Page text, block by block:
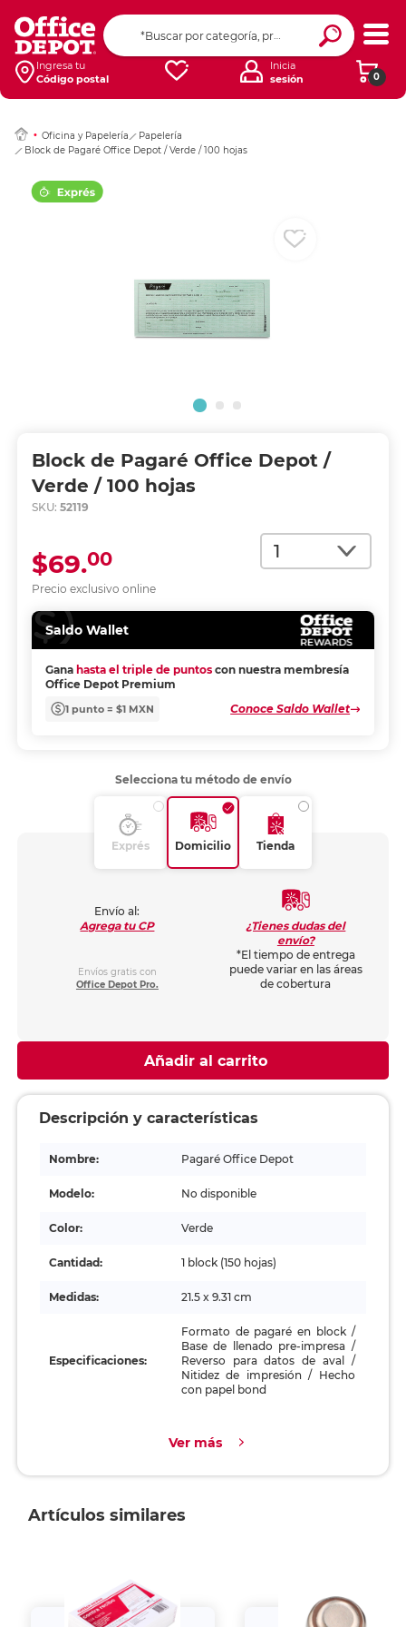
Ingresa tu
Código postal
0
Inicia
sesión
Oficina y Papelería
Papelería
Block de Pagaré Office Depot / Verde / 100 hojas
Block de Pagaré Office Depot /
Verde / 100 hojas
SKU: 52119
Cantidad
Precio exclusivo online
$69.00
Saldo Wallet
Gana hasta el triple de puntos con nuestra membresía
Office Depot Premium
1 punto = $1 MXN Conoce Saldo Wallet
Ingresar Codigo
Selecciona tu método de envío
Exprés Domicilio Tienda
Envío al:
Agrega tu CP
Envíos gratis con
Office Depot Pro.
¿Tienes dudas del
envío?
*El tiempo de entrega
puede variar en las áreas
de cobertura
Añadir al carrito
Descripción y características
Nombre: Pagaré Office Depot
Modelo: No disponible
Color: Verde
Cantidad: 1 block (150 hojas)
Medidas: 21.5 x 9.31 cm
Especificaciones:
Formato de pagaré en block /
Base de llenado pre-impresa /
Reverso para datos de aval /
Nitidez de impresión / Hecho
con papel bond
Ver más
Artículos similares